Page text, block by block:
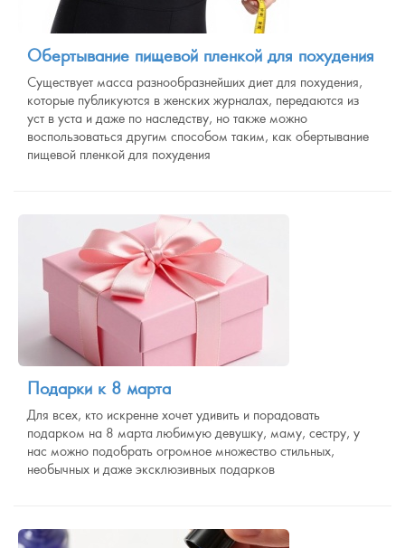
Обертывание пищевой пленкой для похудения
Существует масса разнообразнейших диет для похудения,
которые публикуются в женских журналах, передаются из
уст в уста и даже по наследству, но также можно
воспользоваться другим способом таким, как обертывание
пищевой пленкой для похудения
Подарки к 8 марта
Для всех, кто искренне хочет удивить и порадовать
подарком на 8 марта любимую девушку, маму, сестру, у
нас можно подобрать огромное множество стильных,
необычных и даже эксклюзивных подарков